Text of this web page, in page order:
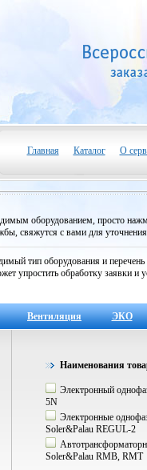
Главная Каталог О
оборудованием, просто
свяжутся с вами для
тип оборудования и
упростить обработку заявки и
Вентиляция ЭКО
Наименования
Электронный
5N
Электронные
Soler&Palau REGUL-2
Soler&Palau RMB, RMT